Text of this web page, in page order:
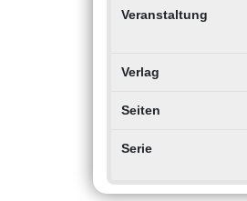
Veranstaltung
Verlag
Seiten
Serie